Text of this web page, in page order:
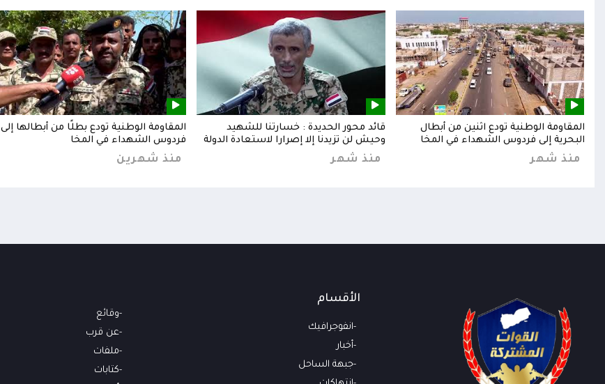
المقاومة الوطنية تودع اثنين من أبطال
البحرية إلى فردوس الشهداء في المخا
منذ شهر
قائد محور الحديدة : خسارتنا للشهيد
وحيش لن تزيدنا إلا إصرارا لاستعادة الدولة
منذ شهر
المقاومة الوطنية تودع بطلًا من أبطالها إلى
فردوس الشهداء في المخا
منذ شهرين
الأقسام
انفوجرافيك
أخبار
جبهة الساحل
وقائع
عن قرب
ملفات
كتابات